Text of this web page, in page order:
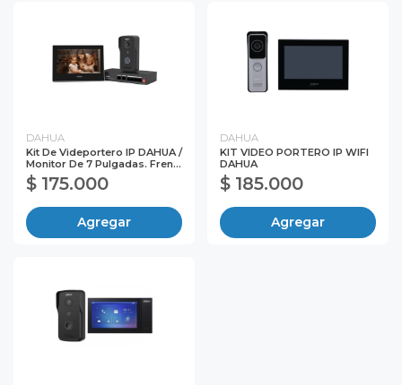
DAHUA
Kit De Videportero IP DAHUA /
Monitor De 7 Pulgadas. Fren...
$ 175.000
Agregar
DAHUA
KIT VIDEO PORTERO IP WIFI
DAHUA
$ 185.000
Agregar